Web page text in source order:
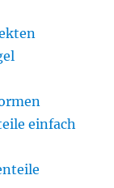
einfach